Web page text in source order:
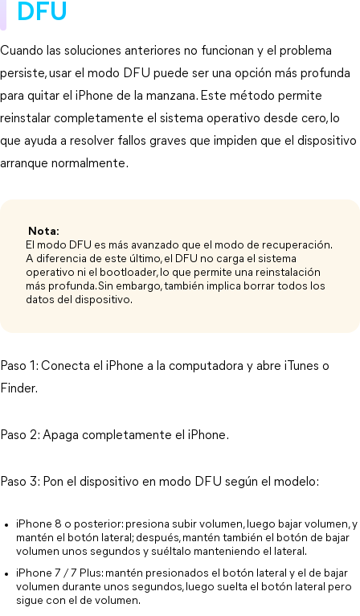
DFU
Cuando las soluciones anteriores no funcionan y el problema
persiste, usar el modo DFU puede ser una opción más profunda
para quitar el iPhone de la manzana. Este método permite
reinstalar completamente el sistema operativo desde cero, lo
que ayuda a resolver fallos graves que impiden que el dispositivo
arranque normalmente.
Nota: ​
El modo DFU es más avanzado que el modo de recuperación.
A diferencia de este último, el DFU no carga el sistema
operativo ni el bootloader, lo que permite una reinstalación
más profunda. Sin embargo, también implica borrar todos los
datos del dispositivo.
Paso 1: Conecta el iPhone a la computadora y abre iTunes o
Finder.
Paso 2: Apaga completamente el iPhone.
Paso 3: Pon el dispositivo en modo DFU según el modelo:
iPhone 8 o posterior: presiona subir volumen, luego bajar volumen, y
mantén el botón lateral; después, mantén también el botón de bajar
volumen unos segundos y suéltalo manteniendo el lateral.
iPhone 7 / 7 Plus: mantén presionados el botón lateral y el de bajar
volumen durante unos segundos, luego suelta el botón lateral pero
sigue con el de volumen.